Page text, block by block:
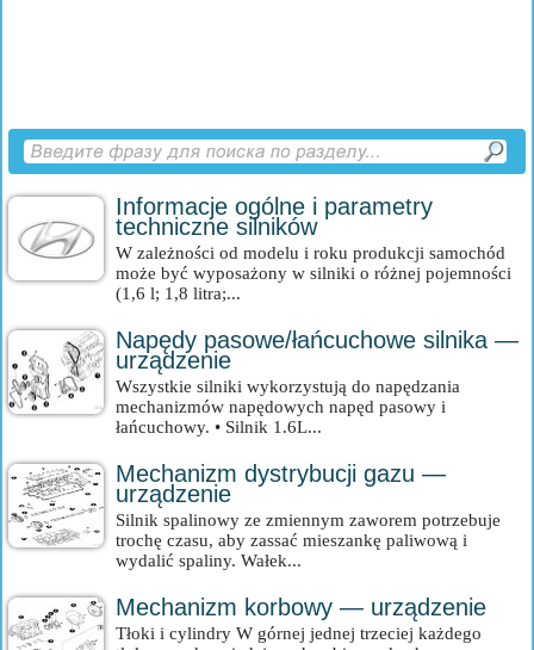
Informacje ogólne i parametry
techniczne silników
W zależności od modelu i roku produkcji samochód
może być wyposażony w silniki o różnej pojemności
(1,6 l; 1,8 litra;...
Napędy pasowe/łańcuchowe silnika —
urządzenie
Wszystkie silniki wykorzystują do napędzania
mechanizmów napędowych napęd pasowy i
łańcuchowy. • Silnik 1.6L...
Mechanizm dystrybucji gazu —
urządzenie
Silnik spalinowy ze zmiennym zaworem potrzebuje
trochę czasu, aby zassać mieszankę paliwową i
wydalić spaliny. Wałek...
Mechanizm korbowy — urządzenie
Tłoki i cylindry W górnej jednej trzeciej każdego